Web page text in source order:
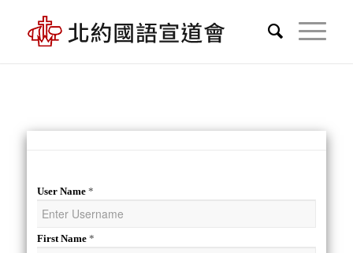
User Name *
First Name *